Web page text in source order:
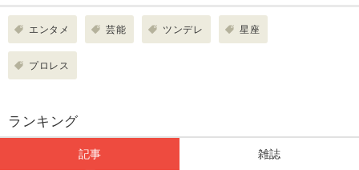
エンタメ 芸能 ツンデレ 星座
プロレス
ランキング
記事 雑誌